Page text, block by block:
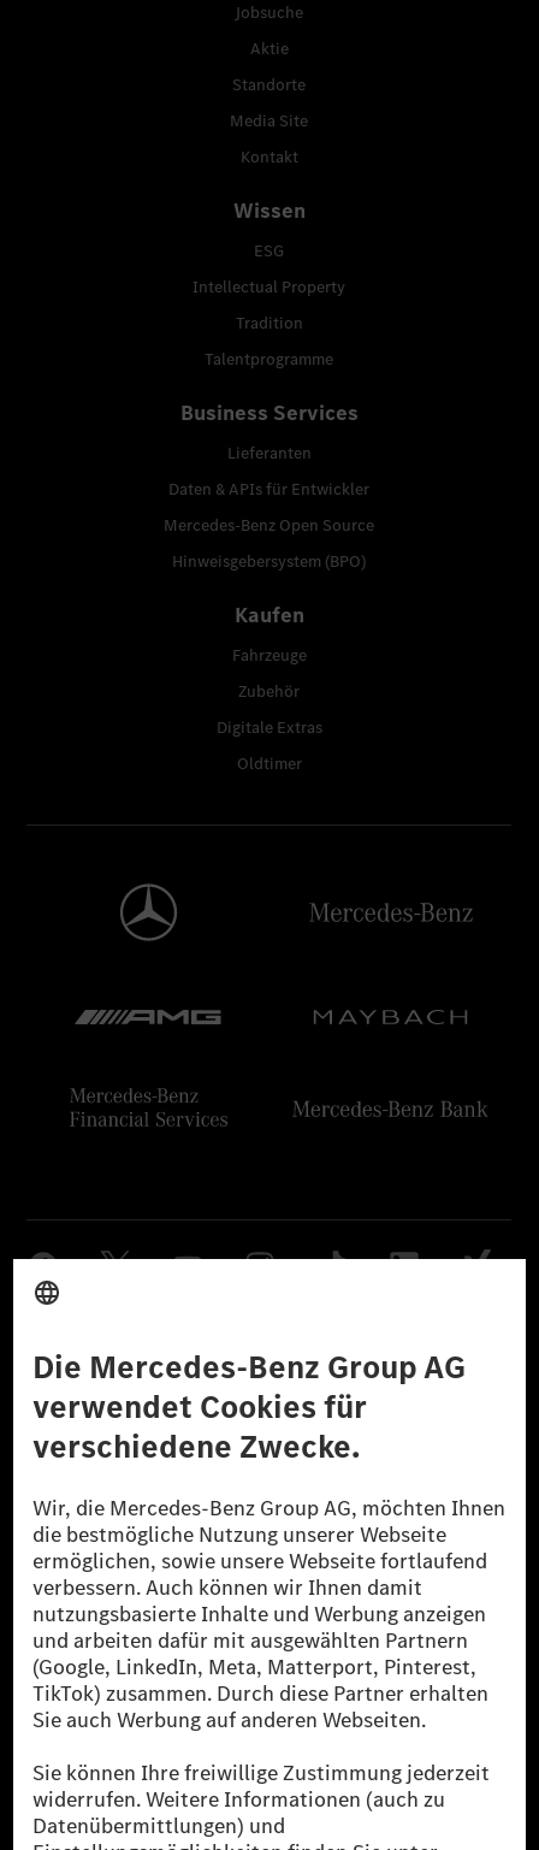
Jobsuche
Aktie
Standorte
Media Site
Kontakt
Wissen
ESG
Intellectual Property
Tradition
Talentprogramme
Business Services
Lieferanten
Daten & APIs für Entwickler
Mercedes-Benz Open Source
Hinweisgebersystem (BPO)
Kaufen
Fahrzeuge
Zubehör
Digitale Extras
Oldtimer
Datenschutz Lizenzhinweise Dritter Barrierefreiheit
© 2026 Mercedes-Benz Group AG. Alle Rechte vorbehalten.
[1] Bilanziell CO₂-neutral bedeutet, dass nicht vermiedene oder nicht
reduzierte CO₂-Emissionen bei der Mercedes-Benz Group durch
zertifizierte Ausgleichsprojekte kompensiert werden.
[2] Renewable Charging ist ein integraler Bestandteil von MB.CHARGE
Public in Europa, den USA, Kanada und China. Sofern an der jeweiligen
Ladestation noch kein Strom aus erneuerbaren Energien vorliegt,
verwendet Renewable Charging Grünstromzertifikate*. Diese stellen
sicher, dass für Ladevorgänge über MB.CHARGE Public eine äquivalente
Strommenge aus erneuerbaren Energien ins Stromnetz eingespeist wird.
als sechs Jahre sind.
* Inkl. EKOenergy Ökolabel
* Die angegebenen Werte wurden nach dem vorgeschriebenen
Messverfahren WLTP (Worldwide harmonised Light vehicles Test